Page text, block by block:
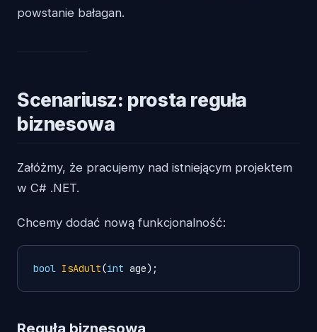
powstanie bałagan.
Scenariusz: prosta reguła
biznesowa
Załóżmy, że pracujemy nad istniejącym projektem
w C# .NET.
Chcemy dodać nową funkcjonalność:
bool IsAdult(int age) ;
Reguła biznesowa